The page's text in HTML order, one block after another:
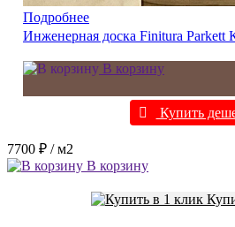
Подробнее
Инженерная доска Finitura Parkett
В корзину
Купить
7700 ₽ / м2
В корзину